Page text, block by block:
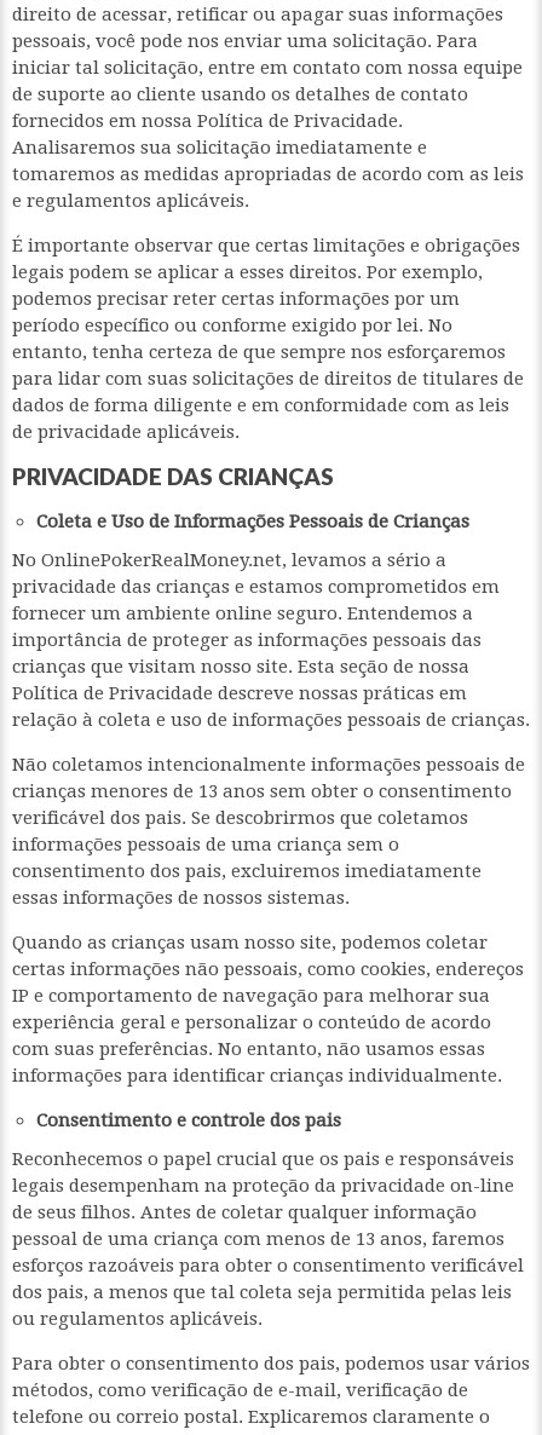
direito de acessar, retificar ou apagar suas informações
pessoais, você pode nos enviar uma solicitação. Para
iniciar tal solicitação, entre em contato com nossa equipe
de suporte ao cliente usando os detalhes de contato
fornecidos em nossa Política de Privacidade.
Analisaremos sua solicitação imediatamente e
tomaremos as medidas apropriadas de acordo com as leis
e regulamentos aplicáveis.
É importante observar que certas limitações e obrigações
legais podem se aplicar a esses direitos. Por exemplo,
podemos precisar reter certas informações por um
período específico ou conforme exigido por lei. No
entanto, tenha certeza de que sempre nos esforçaremos
para lidar com suas solicitações de direitos de titulares de
dados de forma diligente e em conformidade com as leis
de privacidade aplicáveis.
PRIVACIDADE DAS CRIANÇAS
Coleta e Uso de Informações Pessoais de Crianças
No OnlinePokerRealMoney.net, levamos a sério a
privacidade das crianças e estamos comprometidos em
fornecer um ambiente online seguro. Entendemos a
importância de proteger as informações pessoais das
crianças que visitam nosso site. Esta seção de nossa
Política de Privacidade descreve nossas práticas em
relação à coleta e uso de informações pessoais de crianças.
Não coletamos intencionalmente informações pessoais de
crianças menores de 13 anos sem obter o consentimento
verificável dos pais. Se descobrirmos que coletamos
informações pessoais de uma criança sem o
consentimento dos pais, excluiremos imediatamente
essas informações de nossos sistemas.
Quando as crianças usam nosso site, podemos coletar
certas informações não pessoais, como cookies, endereços
IP e comportamento de navegação para melhorar sua
experiência geral e personalizar o conteúdo de acordo
com suas preferências. No entanto, não usamos essas
informações para identificar crianças individualmente.
Consentimento e controle dos pais
Reconhecemos o papel crucial que os pais e responsáveis
legais desempenham na proteção da privacidade on-line
de seus filhos. Antes de coletar qualquer informação
pessoal de uma criança com menos de 13 anos, faremos
esforços razoáveis para obter o consentimento verificável
dos pais, a menos que tal coleta seja permitida pelas leis
ou regulamentos aplicáveis.
Para obter o consentimento dos pais, podemos usar vários
métodos, como verificação de e-mail, verificação de
telefone ou correio postal. Explicaremos claramente o